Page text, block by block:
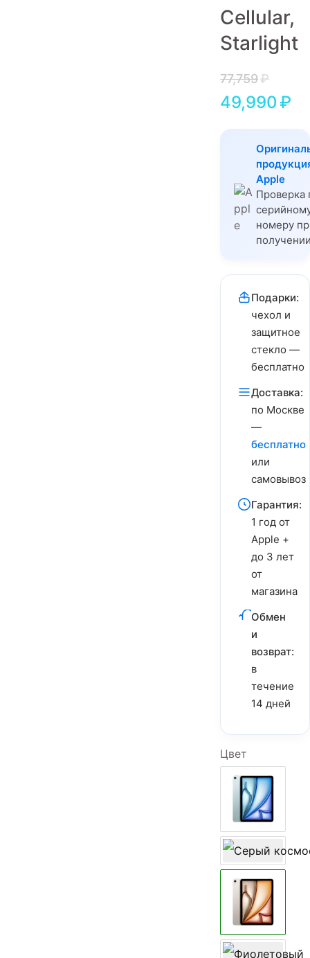
Cellular,
Starlight
77,759₽
49,990₽
Apple
Проверка
номеру
Подарки:
чехол и
защитное
стекло —
бесплатно
Доставка:
по Москве
—
бесплатно
или
самовывоз
Гарантия:
1 год от
Apple +
до 3 лет
от
магазина
Обмен
и
возврат:
в
течение
14 дней
Цвет